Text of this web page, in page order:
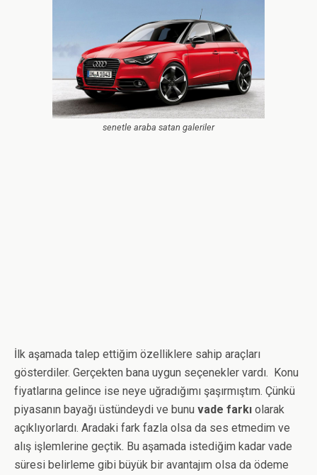
senetle araba satan galeriler
İlk aşamada talep ettiğim özelliklere sahip araçları
gösterdiler. Gerçekten bana uygun seçenekler vardı. Konu
fiyatlarına gelince ise neye uğradığımı şaşırmıştım. Çünkü
piyasanın bayağı üstündeydi ve bunu vade farkı olarak
açıklıyorlardı. Aradaki fark fazla olsa da ses etmedim ve
alış işlemlerine geçtik. Bu aşamada istediğim kadar vade
süresi belirleme gibi büyük bir avantajım olsa da ödeme